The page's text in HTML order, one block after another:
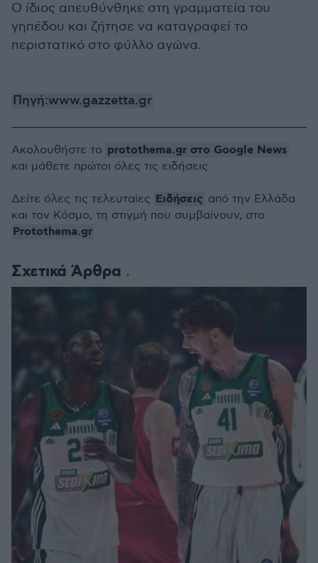
Ο ίδιος απευθύνθηκε στη γραμματεία του
γηπέδου και ζήτησε να καταγραφεί το
περιστατικό στο φύλλο αγώνα.
Πηγή:www.gazzetta.gr
Σχετικά Άρθρα
Ακολουθήστε το protothema.gr στο Google News
και μάθετε πρώτοι όλες τις ειδήσεις
Δείτε όλες τις τελευταίες Ειδήσεις από την Ελλάδα
και τον Κόσμο, τη στιγμή που συμβαίνουν, στο
Protothema.gr